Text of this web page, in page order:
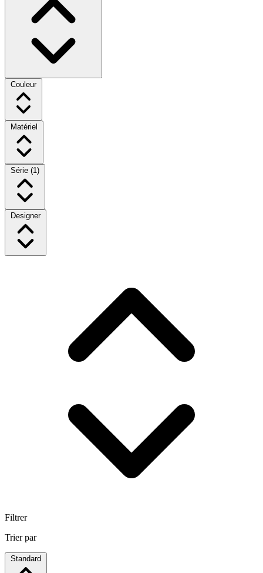
Couleur
Matériel
Série (1)
Designer
Filtrer
Trier par
Standard